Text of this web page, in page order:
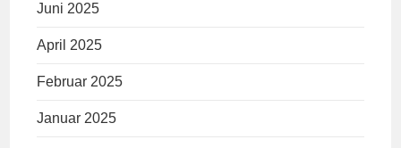
Juni 2025
April 2025
Februar 2025
Januar 2025